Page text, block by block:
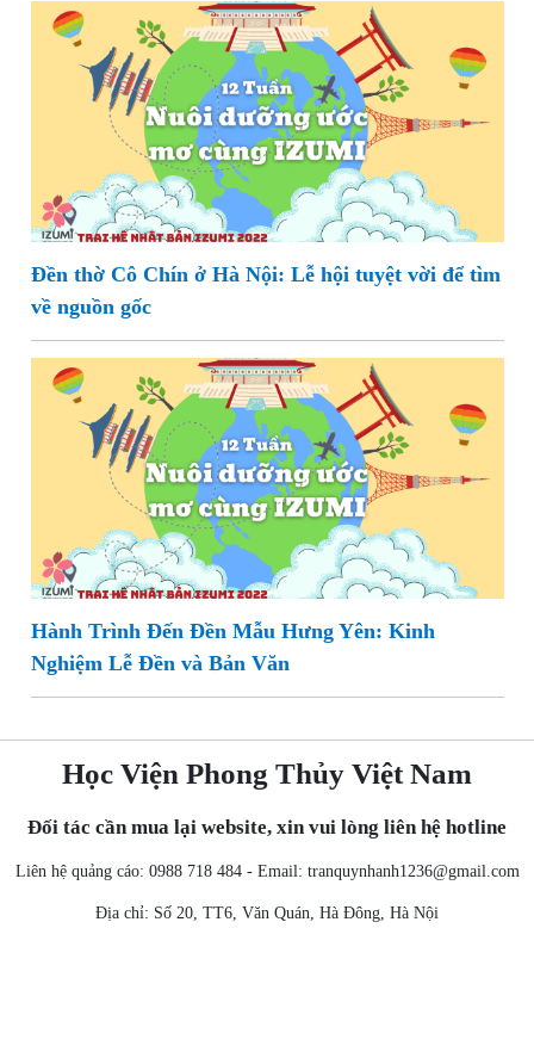
Đền thờ Cô Chín ở Hà Nội: Lễ hội tuyệt vời để tìm
về nguồn gốc
Hành Trình Đến Đền Mẫu Hưng Yên: Kinh
Nghiệm Lễ Đền và Bản Văn
Học Viện Phong Thủy Việt Nam
Đối tác cần mua lại website, xin vui lòng liên hệ hotline
Liên hệ quảng cáo: 0988 718 484 - Email: tranquynhanh1236@gmail.com
Địa chỉ: Số 20, TT6, Văn Quán, Hà Đông, Hà Nội